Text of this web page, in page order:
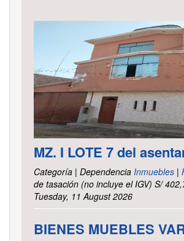
Categoría | Dependencia Inmuebles |
de tasación (no incluye el IGV) S/
Tuesday, 11 August 2026